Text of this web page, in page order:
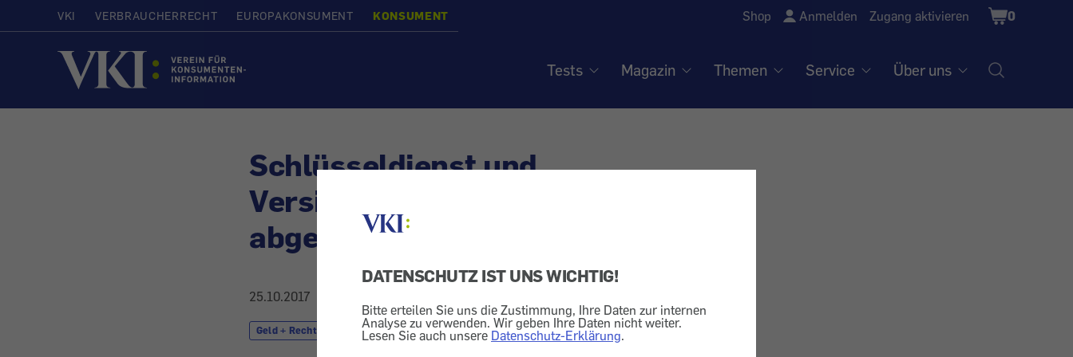
DATENSCHUTZ IST UNS WICHTIG!
Bitte erteilen Sie uns die Zustimmung, Ihre Daten zur internen
Analyse zu verwenden. Wir geben Ihre Daten nicht weiter.
Lesen Sie auch unsere Datenschutz-Erklärung.
VKI VERBRAUCHERRECHT EUROPAKONSUMENT KONSUMENT Shop Anmelden Zugang aktivieren
Shopping
Cart
0
Startseite
Tests Magazin Themen Service Über uns
Schlüsseldienst und
Versicherungsschutz - Deckung
abgelehnt
25.10.2017
Geld + Recht Haushaltsversicherung Markt + Dienstleistung Dienstleistung